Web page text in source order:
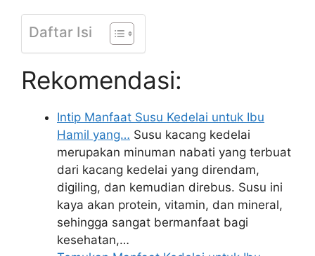
Daftar Isi
Rekomendasi:
Intip Manfaat Susu Kedelai untuk Ibu
Hamil yang… Susu kacang kedelai
merupakan minuman nabati yang terbuat
dari kacang kedelai yang direndam,
digiling, dan kemudian direbus. Susu ini
kaya akan protein, vitamin, dan mineral,
sehingga sangat bermanfaat bagi
kesehatan,…